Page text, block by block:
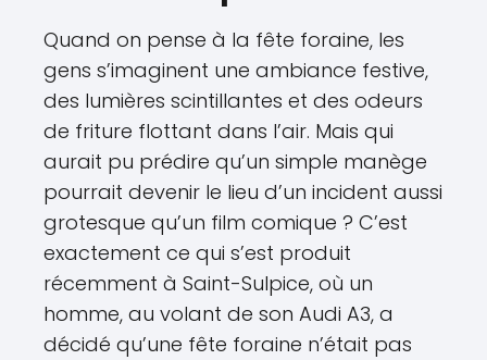
Quand on pense à la fête foraine, les
gens s’imaginent une ambiance festive,
des lumières scintillantes et des odeurs
de friture flottant dans l’air. Mais qui
aurait pu prédire qu’un simple manège
pourrait devenir le lieu d’un incident aussi
grotesque qu’un film comique ? C’est
exactement ce qui s’est produit
récemment à Saint-Sulpice, où un
homme, au volant de son Audi A3, a
décidé qu’une fête foraine n’était pas